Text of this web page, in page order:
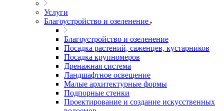
Услуги
Благоустройство и озеленение
Благоустройство и озеленение
Посадка растений, саженцев, кустарников
Посадка крупномеров
Дренажная система
Ландшафтное освещение
Малые архитектурные формы
Подпорные стенки
Проектирование и создание искусственных